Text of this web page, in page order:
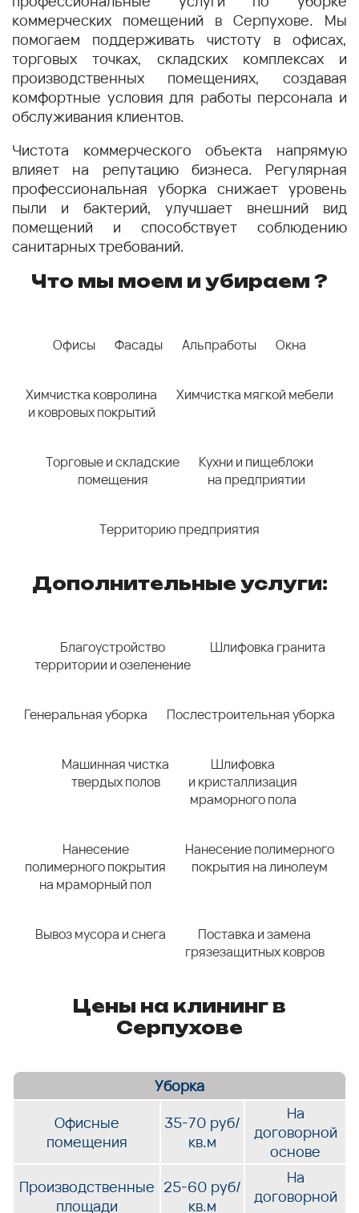
коммерческих помещений в Серпухове. Мы
помогаем поддерживать чистоту в офисах,
торговых точках, складских комплексах и
производственных помещениях, создавая
комфортные условия для работы персонала и
обслуживания клиентов.
Чистота коммерческого объекта напрямую
влияет на репутацию бизнеса. Регулярная
профессиональная уборка снижает уровень
пыли и бактерий, улучшает внешний вид
помещений и способствует соблюдению
санитарных требований.
Что мы моем и убираем ?
Офисы Фасады Альпработы Окна
Химчистка ковролина
и ковровых покрытий
Химчистка мягкой мебели
Торговые и складские
помещения
Кухни и пищеблоки
на предприятии
Территорию предприятия
Дополнительные услуги:
Благоустройство
территории и озеленение
Шлифовка гранита
Генеральная уборка Послестроительная уборка
Машинная чистка
твердых полов
Шлифовка
и кристаллизация
мраморного пола
Нанесение
полимерного покрытия
на мраморный пол
Нанесение полимерного
покрытия на линолеум
Вывоз мусора и снега
Поставка и замена
грязезащитных ковров
Цены на клининг в
Серпухове
Уборка
Офисные
помещения
35-70 руб/
кв.м
На
договорной
основе
Производственные
площади
25-60 руб/
кв.м
На
договорной